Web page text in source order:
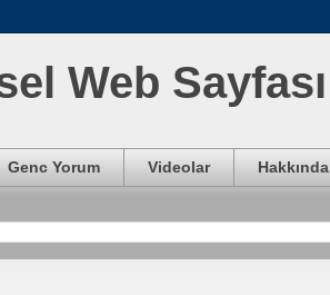
Web Sayfası
Genc Yorum Videolar Hakkında